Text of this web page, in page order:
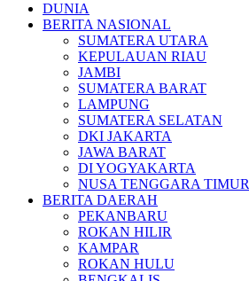
DUNIA
BERITA NASIONAL
SUMATERA UTARA
KEPULAUAN RIAU
JAMBI
SUMATERA BARAT
LAMPUNG
SUMATERA SELATAN
DKI JAKARTA
JAWA BARAT
DI YOGYAKARTA
NUSA TENGGARA TIMUR
BERITA DAERAH
PEKANBARU
ROKAN HILIR
KAMPAR
ROKAN HULU